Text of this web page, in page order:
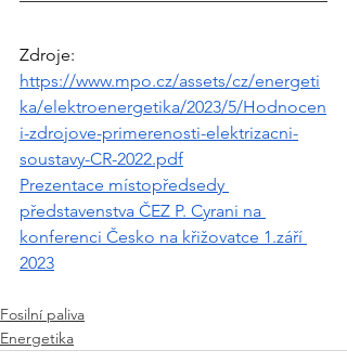
Zdroje:
https://www.mpo.cz/assets/cz/energeti
ka/elektroenergetika/2023/5/Hodnocen
i-zdrojove-primerenosti-elektrizacni-
soustavy-CR-2022.pdf
Prezentace místopředsedy
představenstva ČEZ P. Cyrani na
konferenci Česko na křižovatce 1.září
2023
Fosilní paliva
Energetika